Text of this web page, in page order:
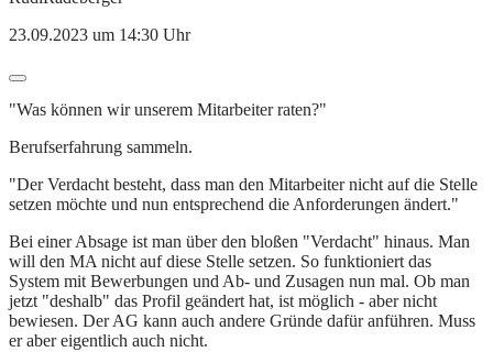
23.09.2023 um 14:30 Uhr
"Was können wir unserem Mitarbeiter raten?"
Berufserfahrung sammeln.
"Der Verdacht besteht, dass man den Mitarbeiter nicht auf die Stelle
setzen möchte und nun entsprechend die Anforderungen ändert."
Bei einer Absage ist man über den bloßen "Verdacht" hinaus. Man
will den MA nicht auf diese Stelle setzen. So funktioniert das
System mit Bewerbungen und Ab- und Zusagen nun mal. Ob man
jetzt "deshalb" das Profil geändert hat, ist möglich - aber nicht
bewiesen. Der AG kann auch andere Gründe dafür anführen. Muss
er aber eigentlich auch nicht.